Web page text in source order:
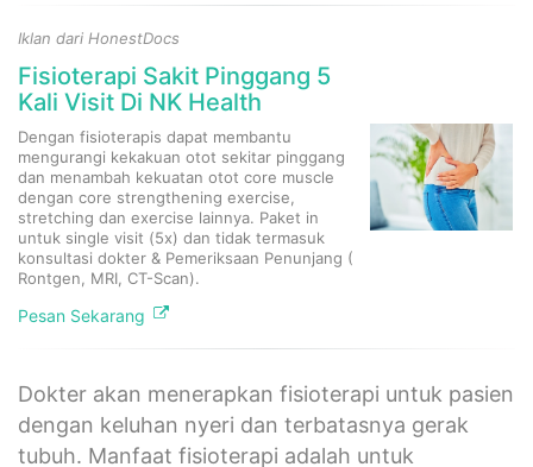
Iklan dari HonestDocs
Fisioterapi Sakit Pinggang 5
Kali Visit Di NK Health
Dengan fisioterapis dapat membantu
mengurangi kekakuan otot sekitar pinggang
dan menambah kekuatan otot core muscle
dengan core strengthening exercise,
stretching dan exercise lainnya. Paket in
untuk single visit (5x) dan tidak termasuk
konsultasi dokter & Pemeriksaan Penunjang (
Rontgen, MRI, CT-Scan).
Pesan Sekarang
Dokter akan menerapkan fisioterapi untuk pasien
dengan keluhan nyeri dan terbatasnya gerak
tubuh. Manfaat fisioterapi adalah untuk